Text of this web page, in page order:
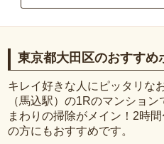
東京都大田区のおすすめ
キレイ好きな人にピッタリな
（馬込駅）の1Rのマンショ
まわりの掃除がメイン！2時
の方にもおすすめです。